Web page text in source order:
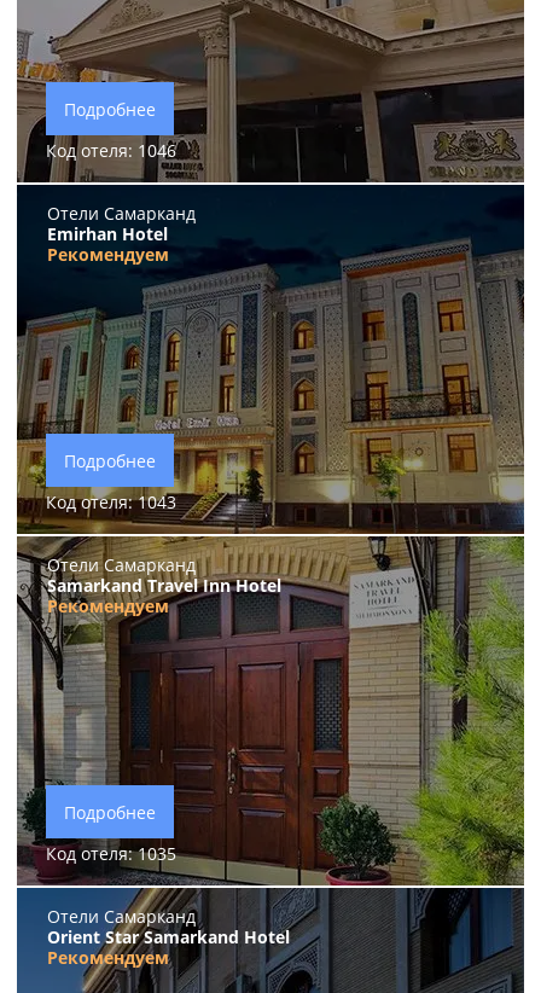
Подробнее
Код отеля: 1046
Отели Самарканд
Emirhan Hotel
Рекомендуем
Подробнее
Код отеля: 1043
Отели Самарканд
Samarkand Travel Inn Hotel
Рекомендуем
Подробнее
Код отеля: 1035
Отели Самарканд
Orient Star Samarkand Hotel
Рекомендуем